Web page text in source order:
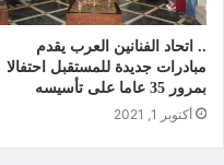
.. اتحاد الفنانين العرب يقدم
مبادرات جديدة للمستقبل احتفالا
بمرور 35 عاما على تأسيسه
أكتوبر 1, 2021